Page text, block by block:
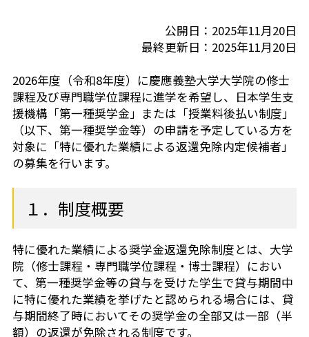
公開日：2025年11月20日
最終更新日：2025年11月20日
2026年度（令和8年度）に慶應義塾大学大学院の修士
課程及び専門職学位課程に進学を希望し、日本学生支
援機構「第一種奨学金」または「授業料後払い制度」
（以下、第一種奨学金等）の申請を予定している方を
対象に「特に優れた業績による返還免除内定候補者」
の募集を行います。
１．制度概要
特に優れた業績による奨学金返還免除制度とは、大学
院（修士課程・専門職学位課程・博士課程）におい
て、第一種奨学金等の貸与を受けた学生で貸与期間中
に特に優れた業績を挙げたと認められる場合には、貸
与期間終了時においてその奨学金の全部又は一部（半
額）の返還が免除される制度です。